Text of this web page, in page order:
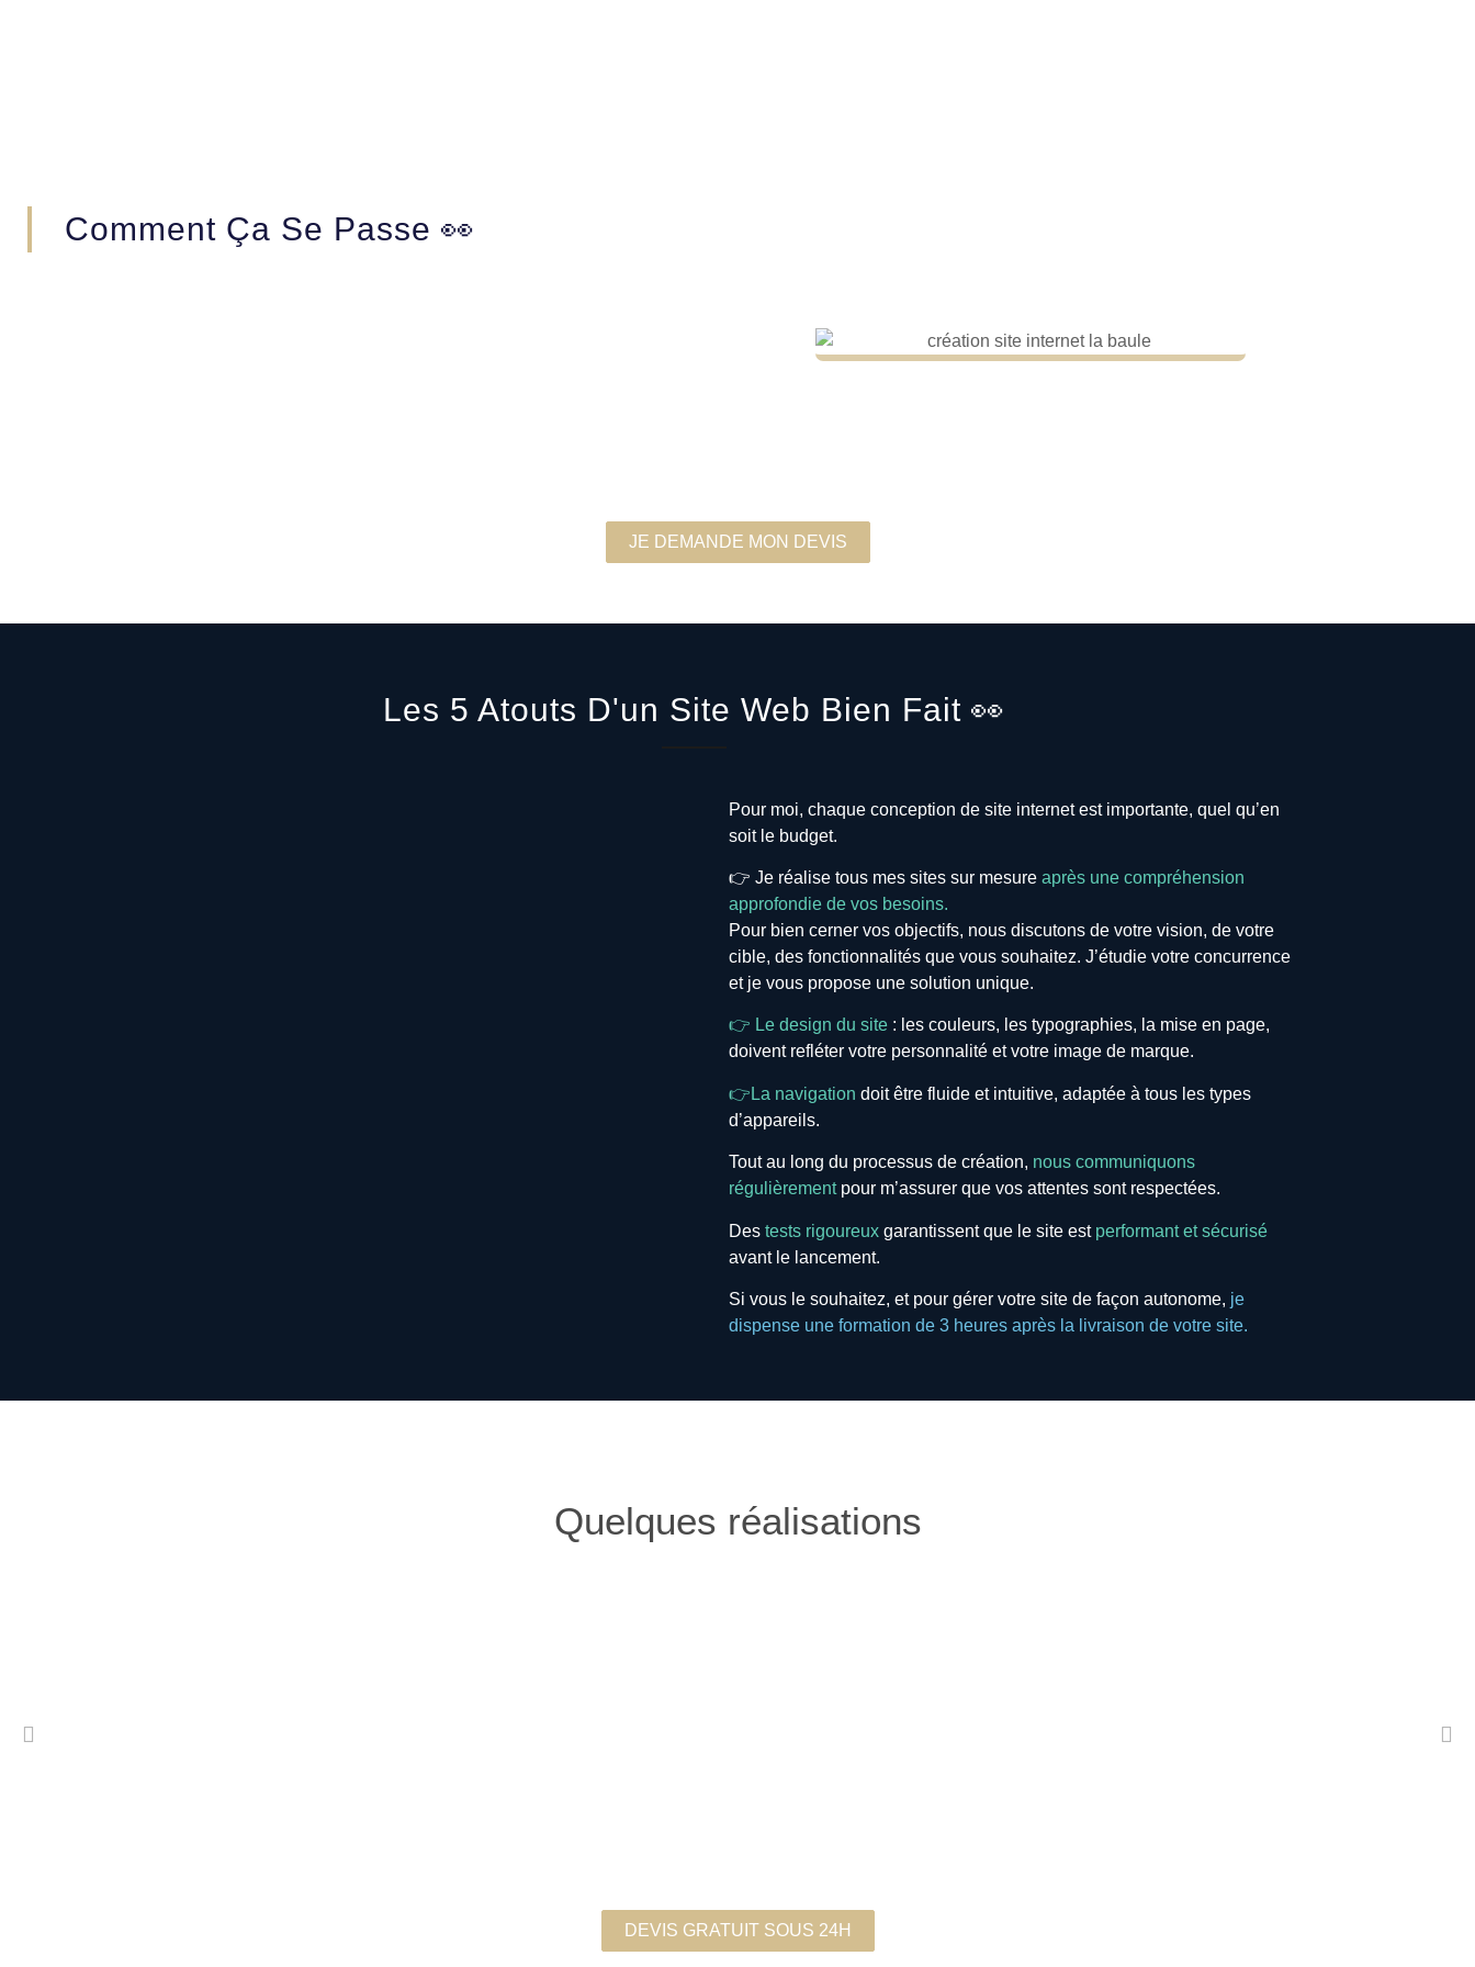
Comment Ça Se Passe 👀
JE DEMANDE MON DEVIS
Les 5 Atouts D'un Site Web Bien Fait 👀
Pour moi, chaque conception de site internet est importante, quel qu’en
soit le budget.
👉 Je réalise tous mes sites sur mesure après une compréhension
approfondie de vos besoins.
Pour bien cerner vos objectifs, nous discutons de votre vision, de votre
cible, des fonctionnalités que vous souhaitez. J’étudie votre concurrence
et je vous propose une solution unique.
👉 Le design du site : les couleurs, les typographies, la mise en page,
doivent refléter votre personnalité et votre image de marque.
👉La navigation doit être fluide et intuitive, adaptée à tous les types
d’appareils.
Tout au long du processus de création, nous communiquons
régulièrementpour m’assurer que vos attentes sont respectées.
Des tests rigoureux garantissent que le site est performant et sécurisé
avant le lancement.
Si vous le souhaitez, et pour gérer votre site de façon autonome, je
dispense une formation de 3 heures après la livraison de votre site.
Quelques réalisations
DEVIS GRATUIT SOUS 24H